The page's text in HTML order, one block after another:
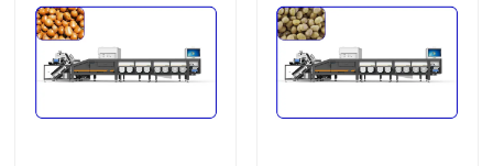
أشرطة فيديو
عرض الواقع الافتراضي